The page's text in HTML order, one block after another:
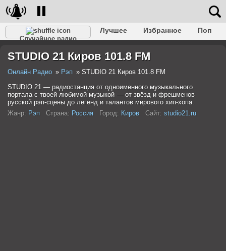
Случайное радио
Лучшее Избранное
Поп
Разговорное
Рэп Транс Дип-хаус
STUDIO 21 Киров 101.8 FM
Онлайн Радио Рэп
STUDIO 21 Киров 101.8 FM
STUDIO 21 — радиостанция от одноименного музыкального
портала с твоей любимой музыкой — от звёзд и фрешменов
русской рэп-сцены до легенд и талантов мирового хип-хопа.
Жанр: Рэп Страна: Россия Город: Киров Сайт: studio21.ru